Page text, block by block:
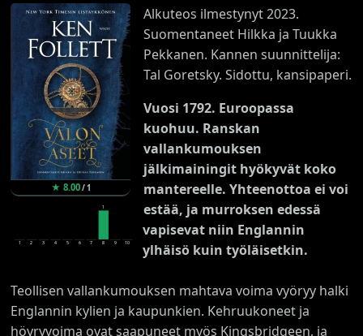
★ 8.00/1
1 2 3 4 5 6 7
1
8 9 10
Alkuteos ilmestynyt 2023.
Suomentaneet Hilkka ja Tuukka
Pekkanen. Kannen suunnittelija:
Tal Goretsky. Sidottu, kansipaperi.
Vuosi 1792. Euroopassa
kuohuu. Ranskan
vallankumouksen
jälkimainingit hyökyvät koko
mantereelle. Yhteenottoa ei voi
estää, ja murroksen edessä
vapisevat niin Englannin
ylhäisö kuin työläisetkin.
Teollisen vallankumouksen mahtava voima vyöryy halki
Englannin kylien ja kaupunkien. Kehruukoneet ja
höyryvoima ovat saapuneet myös Kingsbridgeen, ja